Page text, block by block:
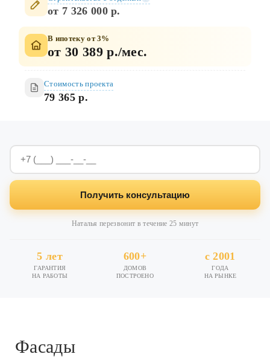
от 7 326 000 р.
В ипотеку от 3%
от 30 389 р./мес.
Стоимость проекта
79 365 р.
Получить консультацию
Наталья перезвонит в течение 25 минут
5 лет
ГАРАНТИЯ
НА РАБОТЫ
600+
ДОМОВ
ПОСТРОЕНО
с 2001
ГОДА
НА РЫНКЕ
Фасады